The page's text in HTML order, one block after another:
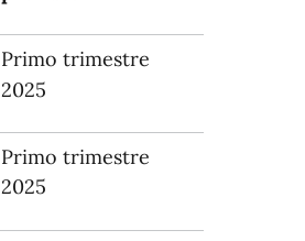
Primo trimestre
2025
Primo trimestre
2025